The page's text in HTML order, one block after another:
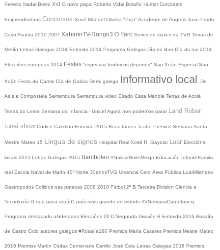
Ferreiro Nadal Bieito XVI O novo papa Roberto Vidal Bolaño Humor Corcoesto
Emprendedoras Concursos Xosé Manuel Olveira "Pico" Accidente de Angrois Juan Pardo
Caso Asunta 2010 2007 XabarinTV-Rango3 O Faro Series de viaxes da TVG Terras de
Merlín Letras Galegas 2014 Entroido 2014 Programa Galegos Día do libro Día da nai 2014
Eleccións europeas 2014 Festas "especiais históricos deportes" San Xoán Especial San
Xoán Festa do Carme Día de Galicia Derbi galego Informativo local De
Asís a Compostela Serramoura Serramoura video Eirado Casa Manola Terras de Acolá
Terras do Leste Semana da Infancia - UnicefAgora non podemos parar Land Rober
tunai show Códice Calixtino Entroido 2015 Boas tardes Teatro Premios Semana Santa
Mestre Mateo 15 Lingua de signos Hospital Real Xosé R. Gayoso Luar Eleccións
locais 2015 Letras Galegas 2015 Bamboleo #GaliciaNoiteMeiga Educación Infantil Familia
real Escola Naval de Marín 40º Norte 30anosTVG Urxencia Cero Área Pública LuarMilenario
Gastropodos Collidos nas patacas 2008 2010 Fútbol 2ª B Terceira División Ciencia e
Tecnoloxía O que pasa aquí O país máis grande do mundo #VSemanaCoaInfancia
Programa destacado aGdetodos Eleccións 20-D Segunda División B Entroido 2016 Rosalía
de Castro Ciclo autores galegos #Rosalía180 Premios María Casares Premios Mestre Mateo
2016 Premios Martín Códax Centenario Camilo José Cela Letras Galegas 2016 Premios